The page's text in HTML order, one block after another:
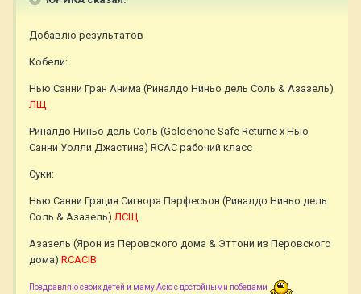
Добавлю результатов
Кобели:
Нью Санни Гран Анима (Риналдо Ниньо дель Соль & Азазель)
ЛЩ
Риналдо Ниньо дель Соль (Goldenone Safe Returne x Нью
Санни Уолли Джастина) RCAC рабочий класс
Суки:
Нью Санни Грация Сигнора Пэрфесьон (Риналдо Ниньо дель
Соль & Азазель)ЛСЩ
Азазель (Ярон из Перовского дома & Эттони из Перовского
дома) RCACIB
Поздравляю своих детей и маму Асю с достойными победами